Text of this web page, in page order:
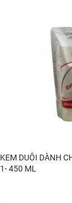
KEM DUỖI DÀNH
1- 450 ML